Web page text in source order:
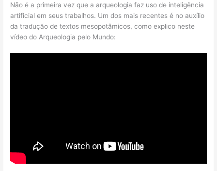
Não é a primeira vez que a arqueologia faz uso de inteligência
artificial em seus trabalhos. Um dos mais recentes é no auxílio
da tradução de textos mesopotâmicos, como explico neste
vídeo do Arqueologia pelo Mundo: